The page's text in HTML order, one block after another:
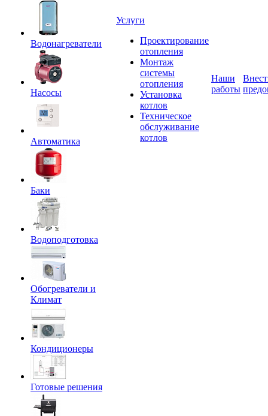
Водонагреватели
Насосы
Автоматика
Баки
Водоподготовка
Обогреватели и
Климат
Кондиционеры
Готовые решения
Услуги
Проектирование
отопления
Монтаж
системы
отопления
Установка
котлов
Техническое
обслуживание
котлов
Наши
работы